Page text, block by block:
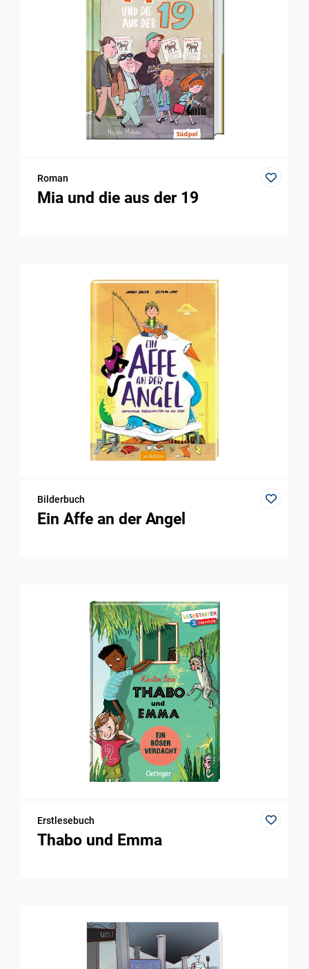
Roman
Mia und die aus der 19
Bilderbuch
Ein Affe an der Angel
Erstlesebuch
Thabo und Emma